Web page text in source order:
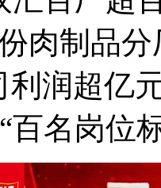
肉制品
利润超亿
百名岗位